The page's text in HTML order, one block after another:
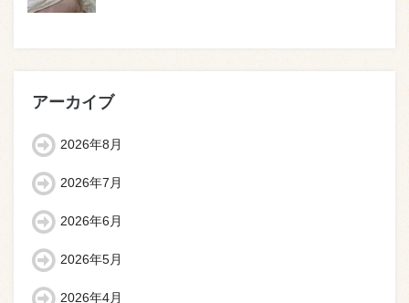
アーカイブ
2026年8月
2026年7月
2026年6月
2026年5月
2026年4月